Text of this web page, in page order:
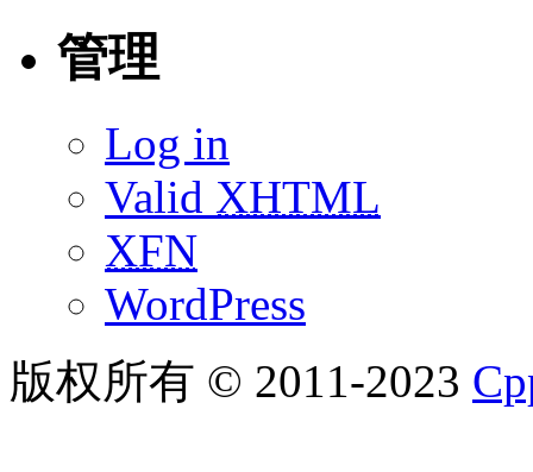
管理
Log in
Valid XHTML
XFN
WordPress
版权所有 © 2011-2023